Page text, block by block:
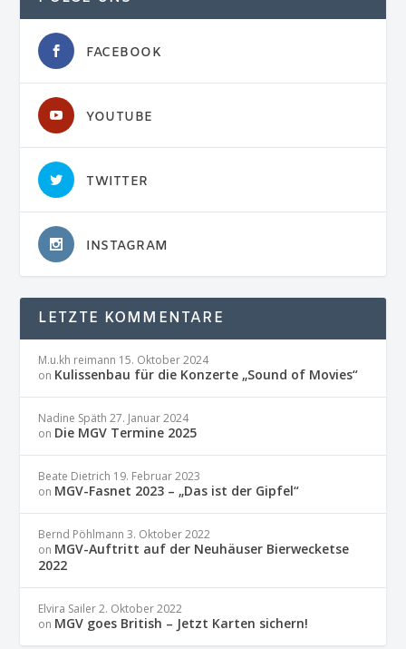
FACEBOOK
YOUTUBE
TWITTER
INSTAGRAM
LETZTE KOMMENTARE
M.u.kh reimann 15. Oktober 2024
on Kulissenbau für die Konzerte „Sound of Movies“
Nadine Späth 27. Januar 2024
on Die MGV Termine 2025
Beate Dietrich 19. Februar 2023
on MGV-Fasnet 2023 – „Das ist der Gipfel“
Bernd Pöhlmann 3. Oktober 2022
on MGV-Auftritt auf der Neuhäuser Bierwecketse
2022
Elvira Sailer 2. Oktober 2022
on MGV goes British – Jetzt Karten sichern!